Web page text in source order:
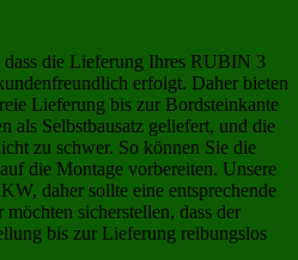
die Lieferung Ihres RUBIN 3
erfolgt. Daher bieten
Lieferung bis zur Bordsteinkante
als Selbstbausatz geliefert, und die
zu schwer. So können Sie die
die Montage vorbereiten. Unsere
daher sollte eine entsprechende
sicherstellen, dass der
bis zur Lieferung reibungslos